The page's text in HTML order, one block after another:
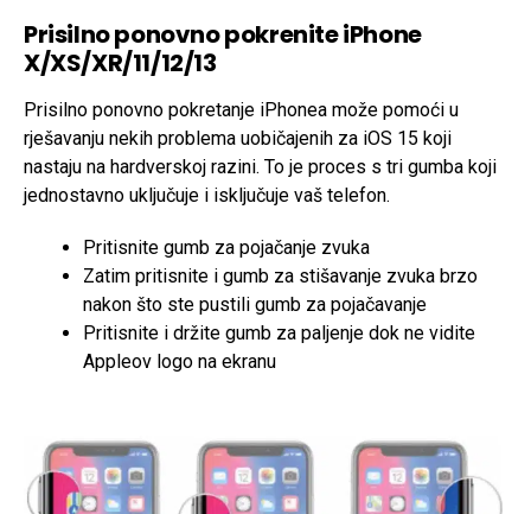
Prisilno ponovno pokrenite iPhone
X/XS/XR/11/12/13
Prisilno ponovno pokretanje iPhonea može pomoći u
rješavanju nekih problema uobičajenih za iOS 15 koji
nastaju na hardverskoj razini. To je proces s tri gumba koji
jednostavno uključuje i isključuje vaš telefon.
Pritisnite gumb za pojačanje zvuka
Zatim pritisnite i gumb za stišavanje zvuka brzo
nakon što ste pustili gumb za pojačavanje
Pritisnite i držite gumb za paljenje dok ne vidite
Appleov logo na ekranu